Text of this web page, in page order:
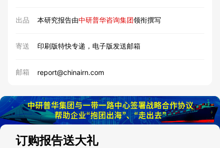
出品 本研究报告由中研普华咨询集团领衔撰写
寄送 印刷版特快专递，电子版发送邮箱
邮箱 report@chinairn.com
订购报告送大礼